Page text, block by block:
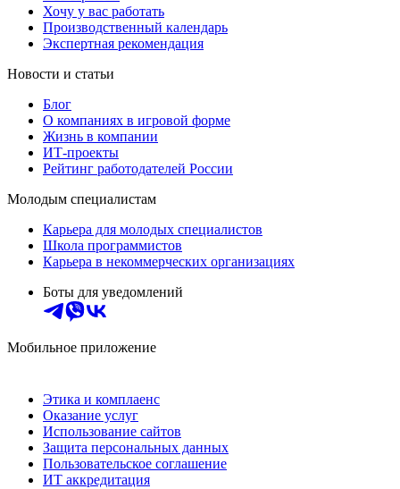
Хочу у вас работать
Производственный календарь
Экспертная рекомендация
Новости и статьи
Блог
О компаниях в игровой форме
Жизнь в компании
ИТ-проекты
Рейтинг работодателей России
Молодым специалистам
Карьера для молодых специалистов
Школа программистов
Карьера в некоммерческих организациях
Боты для уведомлений
Мобильное приложение
Этика и комплаенс
Оказание услуг
Использование сайтов
Защита персональных данных
Пользовательское соглашение
ИТ аккредитация